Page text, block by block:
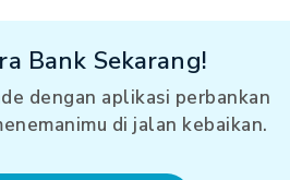
Bank Sekarang!
dengan aplikasi perbankan
di jalan kebaikan.